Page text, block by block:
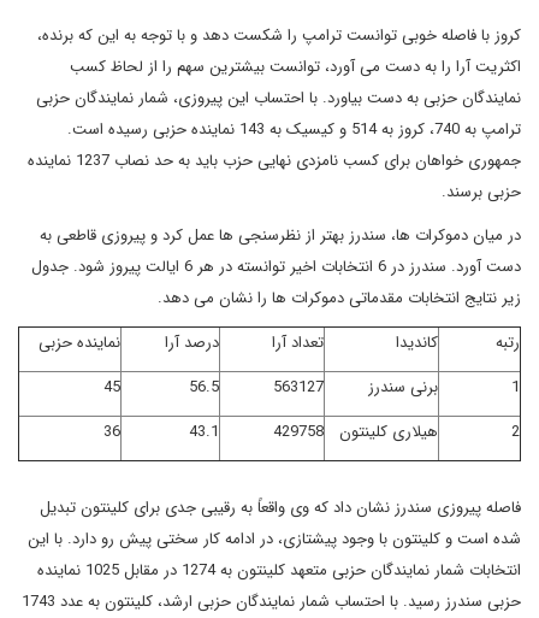
کروز با فاصله خوبی توانست ترامپ را شکست دهد و با توجه به این که برنده،
اکثریت آرا را به دست می آورد، توانست بیشترین سهم را از لحاظ کسب
نمایندگان حزبی به دست بیاورد. با احتساب این پیروزی، شمار نمایندگان حزبی
ترامپ به 740، کروز به 514 و کیسیک به 143 نماینده حزبی رسیده است.
جمهوری خواهان برای کسب نامزدی نهایی حزب باید به حد نصاب 1237 نماینده
حزبی برسند.
در میان دموکرات ها، سندرز بهتر از نظرسنجی ها عمل کرد و پیروزی قاطعی به
دست آورد. سندرز در 6 انتخابات اخیر توانسته در هر 6 ایالت پیروز شود. جدول
زیر نتایج انتخابات مقدماتی دموکرات ها را نشان می دهد.
رتبه
کاندیدا تعداد آرا درصد آرا
نماینده حزبی
1
برنی سندرز 563127
56.5
45
2
هیلاری کلینتون 429758
43.1
36
فاصله پیروزی سندرز نشان داد که وی واقعاً به رقیبی جدی برای کلینتون تبدیل
شده است و کلینتون با وجود پیشتازی، در ادامه کار سختی پیش رو دارد. با این
انتخابات شمار نمایندگان حزبی متعهد کلینتون به 1274 در مقابل 1025 نماینده
حزبی سندرز رسید. با احتساب شمار نمایندگان حزبی ارشد، کلینتون به عدد 1743